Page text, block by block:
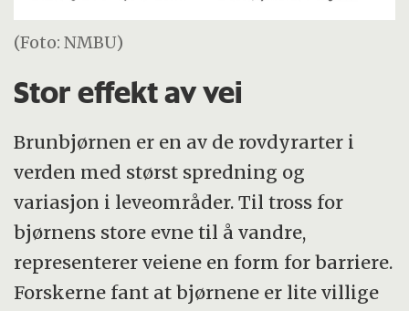
(Foto: NMBU)
Stor effekt av vei
Brunbjørnen er en av de rovdyrarter i
verden med størst spredning og
variasjon i leveområder. Til tross for
bjørnens store evne til å vandre,
representerer veiene en form for barriere.
Forskerne fant at bjørnene er lite villige